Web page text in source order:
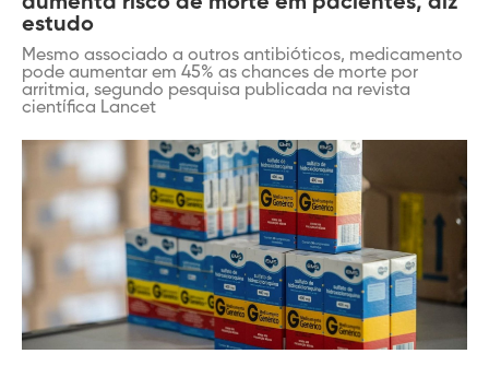
estudo
estudo
Mesmo associado a outros antibióticos, medicamento
pode aumentar em 45% as chances de morte por
arritmia, segundo pesquisa publicada na revista
científica Lancet